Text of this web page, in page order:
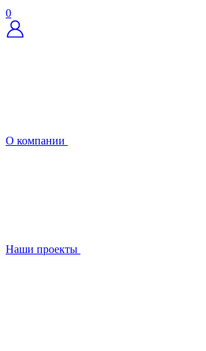
0
О компании
Наши проекты